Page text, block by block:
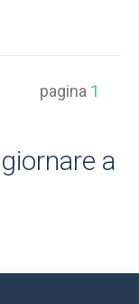
pagina 1
a